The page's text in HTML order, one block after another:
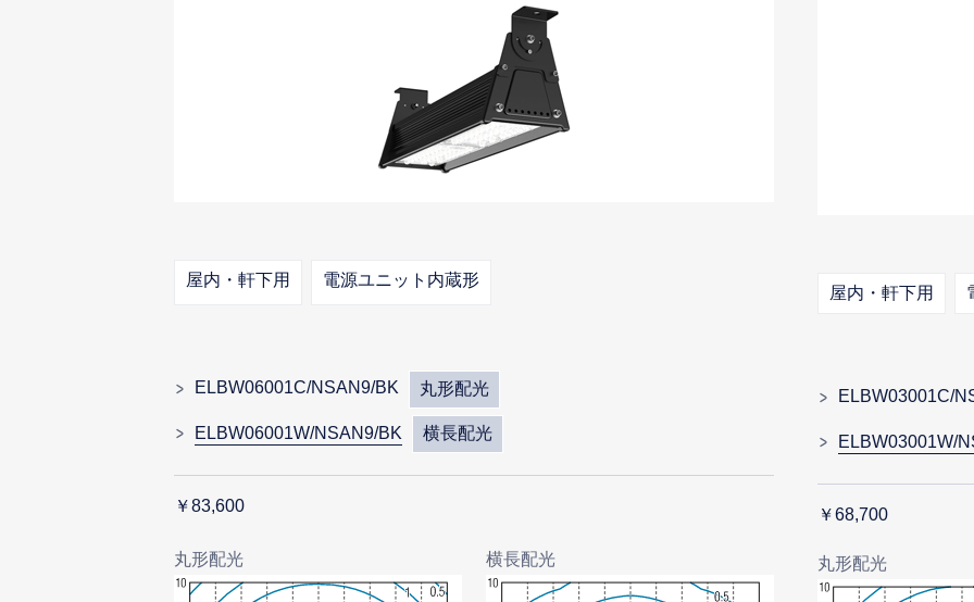
屋内・軒下用 電源ユニット内蔵形
ELBW06001C/NSAN9/BK 丸形配光
ELBW06001W/NSAN9/BK 横長配光
￥83,600
丸形配光 横長配光
屋内・軒下用
ELBW03001C/
ELBW03001W/
￥68,700
丸形配光